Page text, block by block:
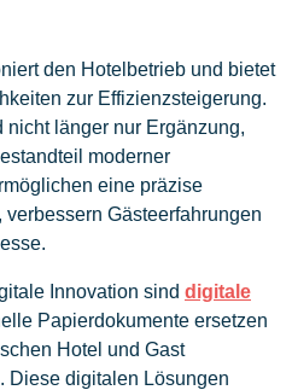
den Hotelbetrieb und bietet
zur Effizienzsteigerung.
nicht länger nur Ergänzung,
moderner
eine präzise
Gästeerfahrungen
Innovation sind digitale
Papierdokumente ersetzen
Hotel und Gast
Diese digitalen Lösungen